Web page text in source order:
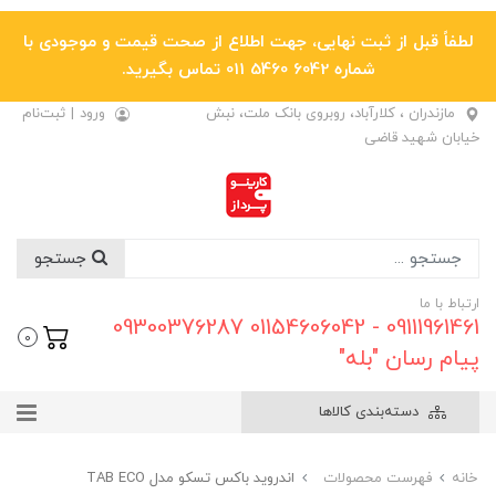
لطفاً قبل از ثبت نهایی، جهت اطلاع از صحت قیمت و موجودی با
شماره 6042 5460 011 تماس بگیرید.
مازندران ، کلارآباد، روبروی بانک ملت، نبش
خیابان شهید قاضی
ورود | ثبت‌نام
ارتباط با ما
09111961461 - 01154606042 09300376287
پیام رسان "بله"
0
دسته‌بندی کالاها
خانه فهرست محصولات اندروید باکس تسکو مدل TAB ECO